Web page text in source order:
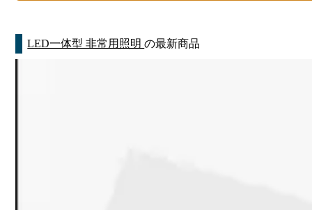
LED一体型 非常用照明の最新商品